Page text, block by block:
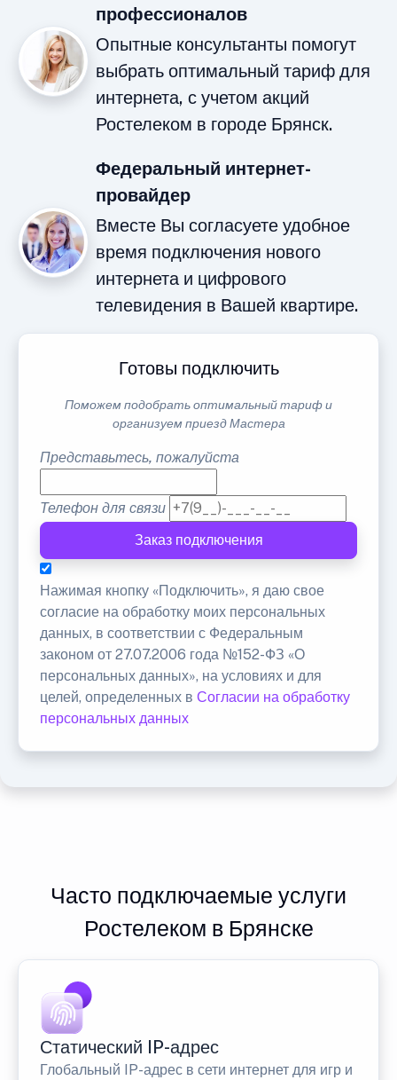
профессионалов
Опытные консультанты помогут
выбрать оптимальный тариф для
интернета, с учетом акций
Ростелеком в городе Брянск.
Федеральный интернет-
провайдер
Вместе Вы согласуете удобное
время подключения нового
интернета и цифрового
телевидения в Вашей квартире.
Готовы подключить
Поможем подобрать оптимальный тариф и
организуем приезд Мастера
Представьтесь, пожалуйста
Телефон для связи
Заказ подключения
Нажимая кнопку «Подключить», я даю свое
согласие на обработку моих персональных
данных, в соответствии с Федеральным
законом от 27.07.2006 года №152-ФЗ «О
персональных данных», на условиях и для
целей, определенных в Согласии на обработку
персональных данных
Часто подключаемые услуги
Ростелеком в Брянске
Статический IP-адрес
Глобальный IP-адрес в сети интернет для игр и